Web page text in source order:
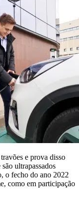
e prova disso
são ultrapassados
o fecho do ano 2022
como em participação